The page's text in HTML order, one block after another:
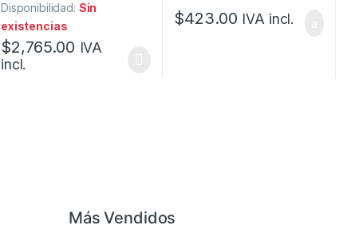
Disponibilidad: Sin
existencias
$2,765.00 IVA
incl.
$423.00 IVA incl.
Más Vendidos